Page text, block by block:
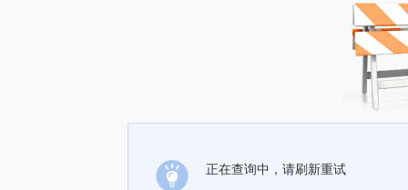
正在查询中，请刷新重试